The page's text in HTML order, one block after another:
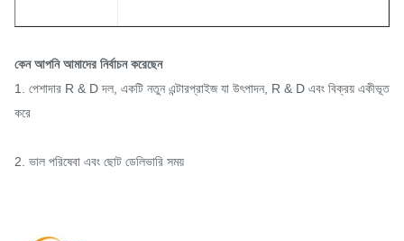
কেন আপনি আমাদের নির্বাচন করেছেন
1. পেশাদার R & D দল, একটি নতুন এন্টারপ্রাইজ যা উৎপাদন, R & D এবং বিক্রয় একীভূত
করে
2. ভাল পরিষেবা এবং ছোট ডেলিভারি সময়